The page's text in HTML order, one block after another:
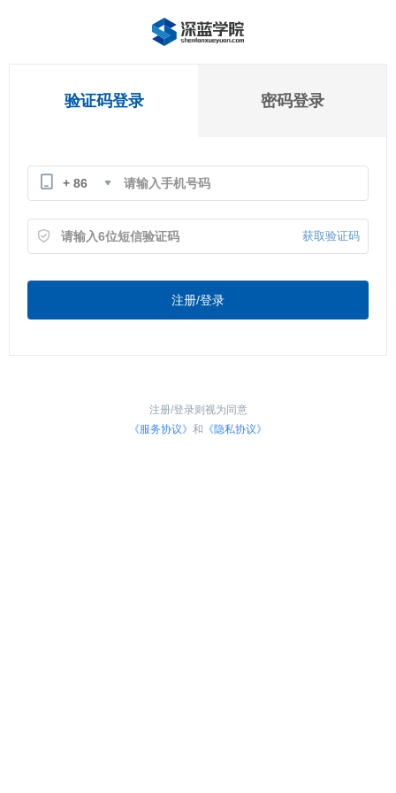
验证码登录 密码登录
+ 86
获取验证码
注册/登录
注册/登录则视为同意
《服务协议》 和 《隐私协议》